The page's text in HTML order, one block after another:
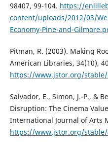
98407, 99-104. https://
content/uploads/2012/03/
Economy-Pine-and-
Pitman, R. (2003). Making
American Libraries, 34(10),
https://www.jstor.org/stable/
Salvador, E., Simon, J.-P., &
Disruption: The Cinema
International Journal of Arts
https://www.jstor.org/stable/